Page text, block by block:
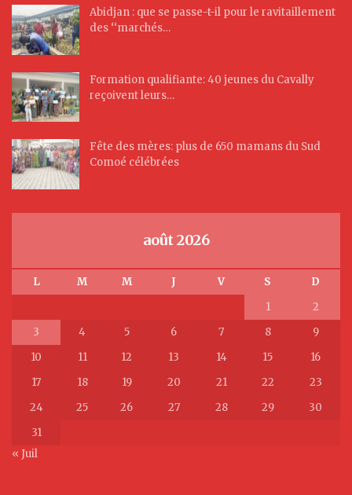
Abidjan : que se passe-t-il pour le ravitaillement
des ‘‘marchés…
Formation qualifiante: 40 jeunes du Cavally
reçoivent leurs…
Fête des mères: plus de 650 mamans du Sud
Comoé célébrées
août 2026
L M M J V S
D
1
2
3
4 5 6 7 8
9
10
11 12 13 14 15
16
17
18 19 20 21 22
23
24
25 26 27 28 29
30
31
« Juil